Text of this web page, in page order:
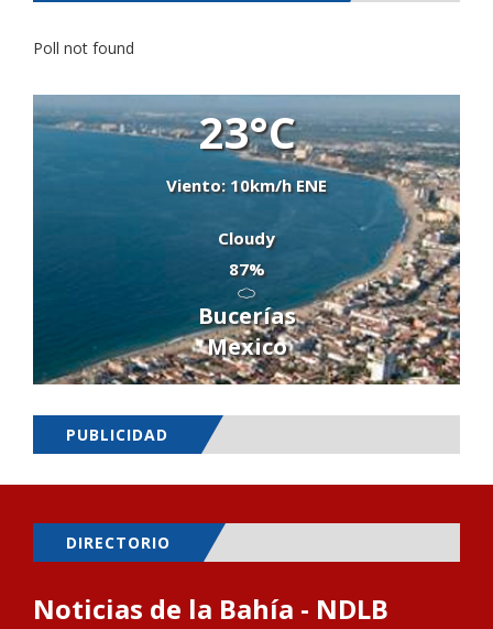
Poll not found
23°C
Viento: 10km/h ENE
Cloudy
87%
Bucerías
Mexico
PUBLICIDAD
DIRECTORIO
Noticias de la Bahía - NDLB